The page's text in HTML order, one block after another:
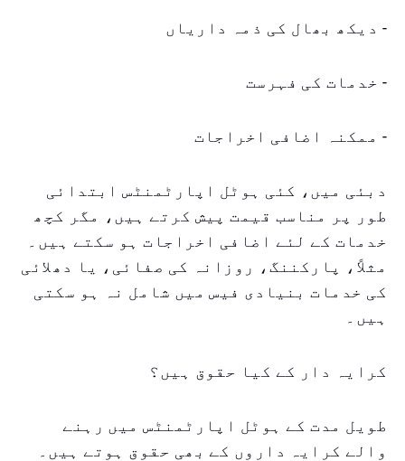
- دیکھ بھال کی ذمہ داریاں
- خدمات کی فہرست
- ممکنہ اضافی اخراجات
دبئی میں، کئی ہوٹل اپارٹمنٹس ابتدائی
طور پر مناسب قیمت پیش کرتے ہیں، مگر کچھ
خدمات کے لئے اضافی اخراجات ہو سکتے ہیں۔
مثلاً، پارکننگ، روزانہ کی صفائی، یا دھلائی
کی خدمات بنیادی فیس میں شامل نہ ہو سکتی
ہیں۔
کرایہ دار کے کیا حقوق ہیں؟
طویل مدت کے ہوٹل اپارٹمنٹس میں رہنے
والے کرایہ داروں کے بھی حقوق ہوتے ہیں۔